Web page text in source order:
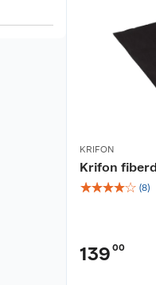
KRIFON
Krifon
☆☆☆☆☆ (8)
139 00